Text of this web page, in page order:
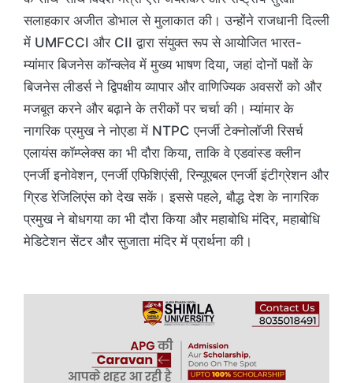
सलाहकार अजीत डोभाल से मुलाकात की। उन्होंने राजधानी दिल्ली
में UMFCCI और CII द्वारा संयुक्त रूप से आयोजित भारत-
म्यांमार बिजनेस कॉन्क्लेव में मुख्य भाषण दिया, जहां दोनों पक्षों के
बिजनेस लीडर्स ने द्विपक्षीय व्यापार और वाणिज्यिक अवसरों को और
मजबूत करने और बढ़ाने के तरीकों पर चर्चा की। म्यांमार के
नागरिक प्रमुख ने नोएडा में NTPC एनर्जी टेक्नोलॉजी रिसर्च
एलायंस कॉम्प्लेक्स का भी दौरा किया, ताकि वे एडवांस्ड क्लीन
एनर्जी इनोवेशन, एनर्जी एफिशिएंसी, रिन्यूएबल एनर्जी इंटीग्रेशन और
ग्रिड रेजिलिएंस को देख सकें। इससे पहले, बौद्ध देश के नागरिक
प्रमुख ने बोधगया का भी दौरा किया और महाबोधि मंदिर, महाबोधि
मेडिटेशन सेंटर और सुजाता मंदिर में प्रार्थना की।